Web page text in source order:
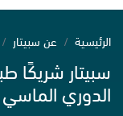
الرئيسية عن سبيتار
سبيتار شريكًا
الدوري الماسي 2026